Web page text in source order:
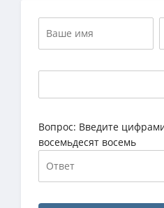
Вопрос: Введите
восемьдесят восемь